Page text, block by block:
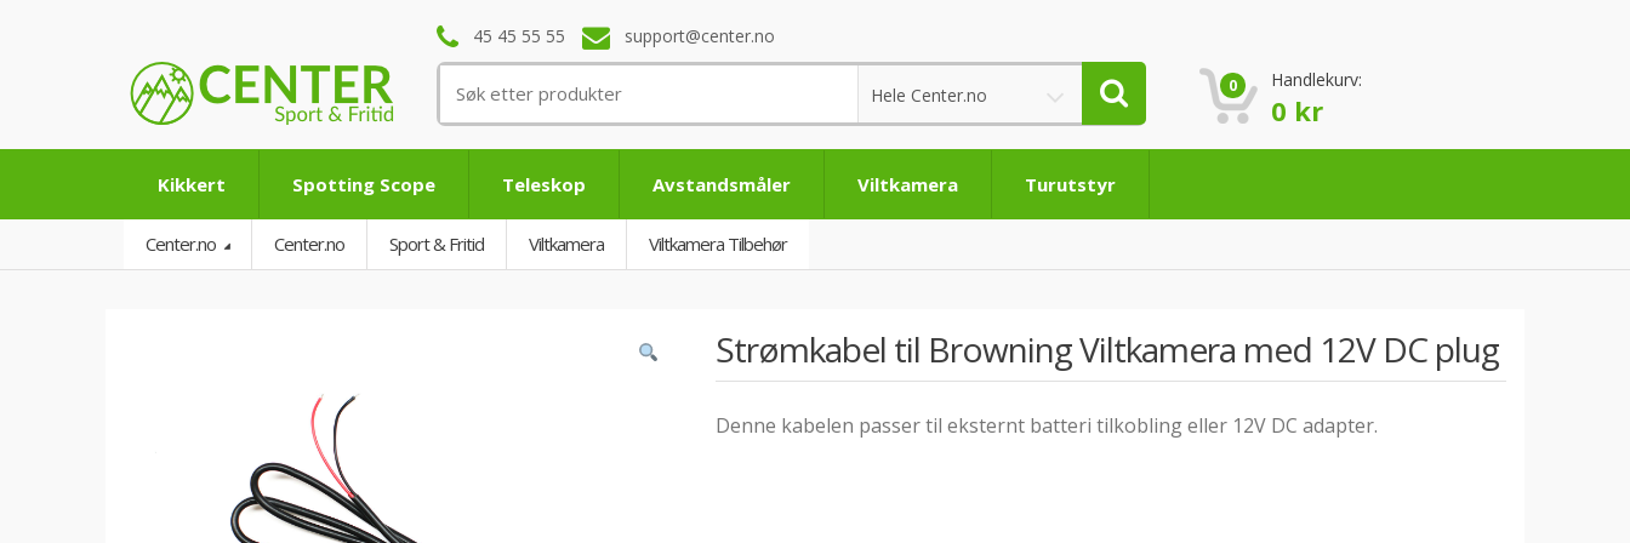
45 45 55 55 support@center.no
etter:
Hele Center.no 0 Handlekurv:
0 kr
Kikkert Spotting Scope Teleskop Avstandsmåler Viltkamera Turutstyr
Center.no Center.no Sport & Fritid Viltkamera Viltkamera Tilbehør
Strømkabel til Browning Viltkamera med 12V DC plug
Denne kabelen passer til eksternt batteri tilkobling eller 12V DC adapter.